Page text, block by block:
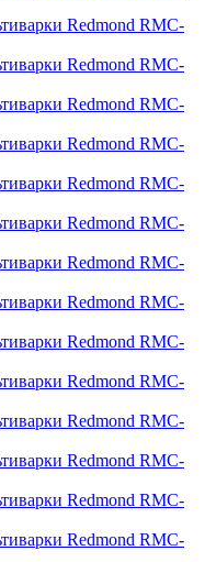
Redmond RMC-
Redmond RMC-
Redmond RMC-
Redmond RMC-
Redmond RMC-
Redmond RMC-
Redmond RMC-
Redmond RMC-
Redmond RMC-
Redmond RMC-
Redmond RMC-
Redmond RMC-
Redmond RMC-
Redmond RMC-